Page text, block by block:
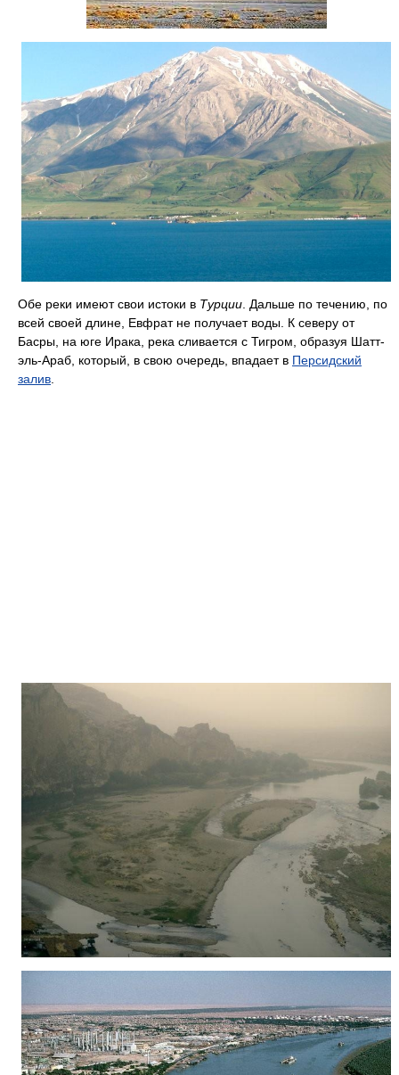
Обе реки имеют свои истоки в Турции. Дальше по течению, по
всей своей длине, Евфрат не получает воды. К северу от
Басры, на юге Ирака, река сливается с Тигром, образуя Шатт-
эль-Араб, который, в свою очередь, впадает в Персидский
залив.